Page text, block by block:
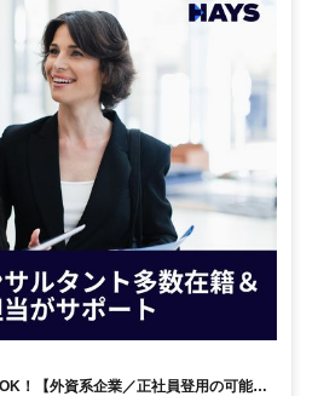
！【外資系企業／正社員登用の可能性